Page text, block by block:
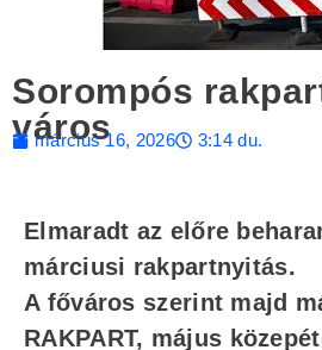
Sorompós
város
március 16, 2026 3:14 du.
Elmaradt az előre
márciusi rakpartnyitás.
A főváros szerint majd
RAKPART, május